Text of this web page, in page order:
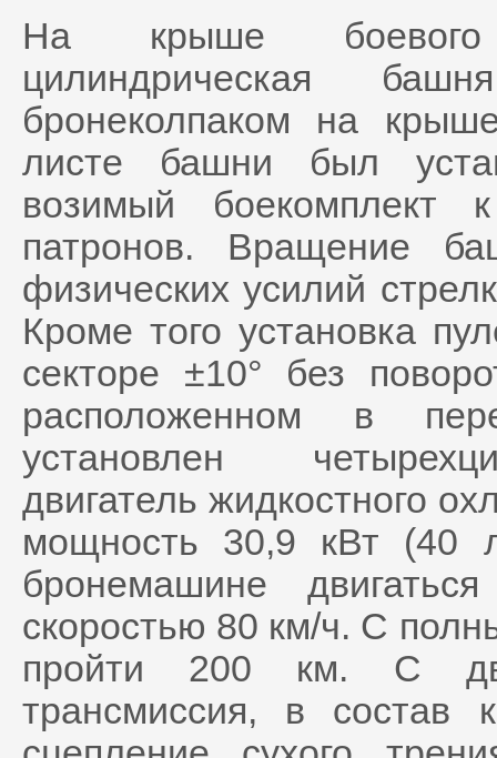
На крыше боевого
цилиндрическая
бронеколпаком на
листе башни был
возимый боекомплект
патронов. Вращение
физических усилий
Кроме того установка
секторе ±10° без
расположенном в
установлен
двигатель жидкостного
мощность 30,9 кВт (40
бронемашине
скоростью 80 км/ч. С
пройти 200 км. С
трансмиссия, в состав